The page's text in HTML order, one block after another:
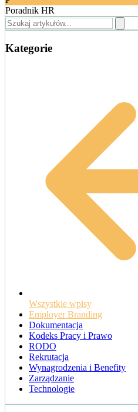
Poradnik HR
Kategorie
Wszystkie wpisy
Employer Branding
Dokumentacja
Kodeks Pracy i Prawo
RODO
Rekrutacja
Wynagrodzenia i Benefity
Zarządzanie
Technologie